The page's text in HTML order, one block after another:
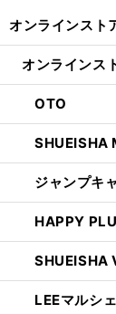
オンラインスト
オンラインス
OTO
SHUEISHA
ジャンプキ
HAPPY
SHUEISHA
LEEマルシェ